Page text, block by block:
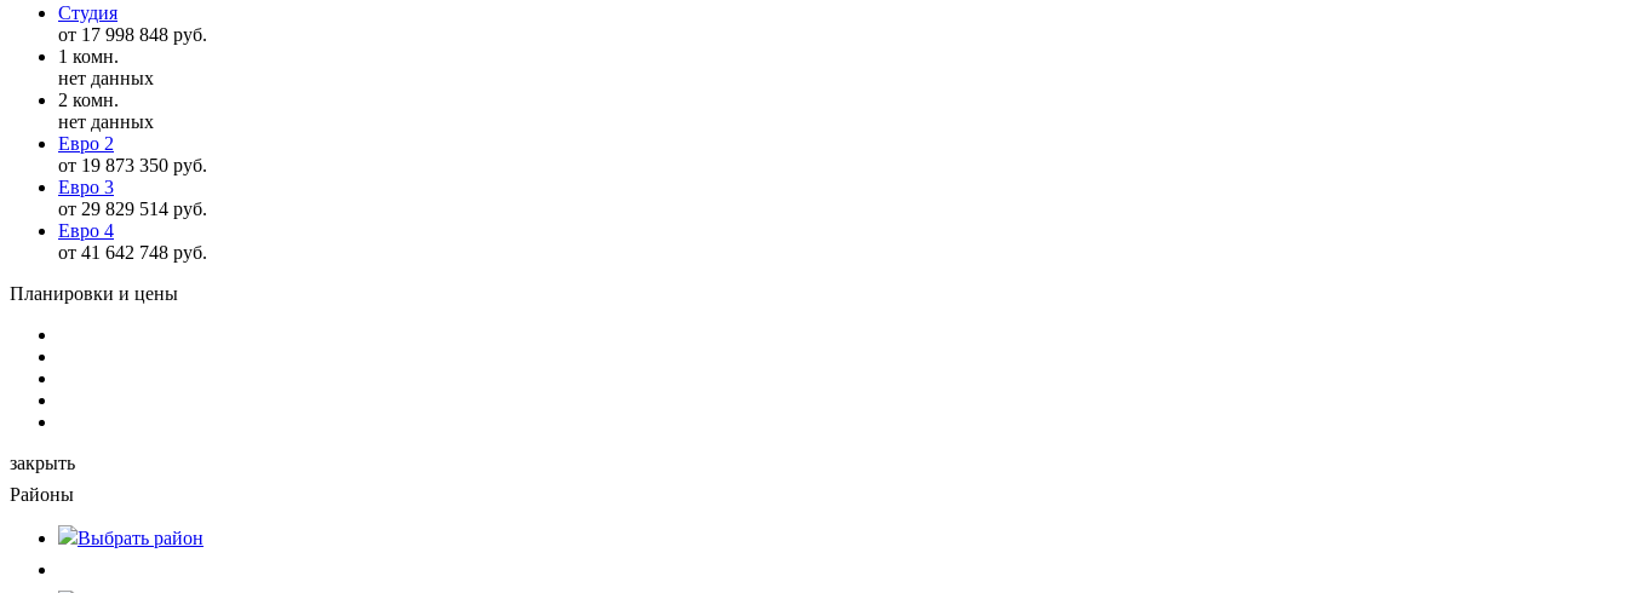
Студия
от 17 998 848 руб.
1 комн.
нет данных
2 комн.
нет данных
Евро 2
от 19 873 350 руб.
Евро 3
от 29 829 514 руб.
Евро 4
от 41 642 748 руб.
Планировки и цены
закрыть
Районы
Выбрать район